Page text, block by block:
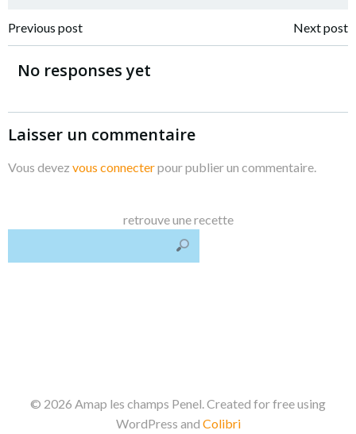
Navigation
de
l’article
Previous post
Navigation
l’article
Next post
No responses yet
Laisser un commentaire
Vous devez vous connecterpour publier un commentaire.
retrouve une recette
© 2026 Amap les champs Penel. Created for free using
WordPress and Colibri